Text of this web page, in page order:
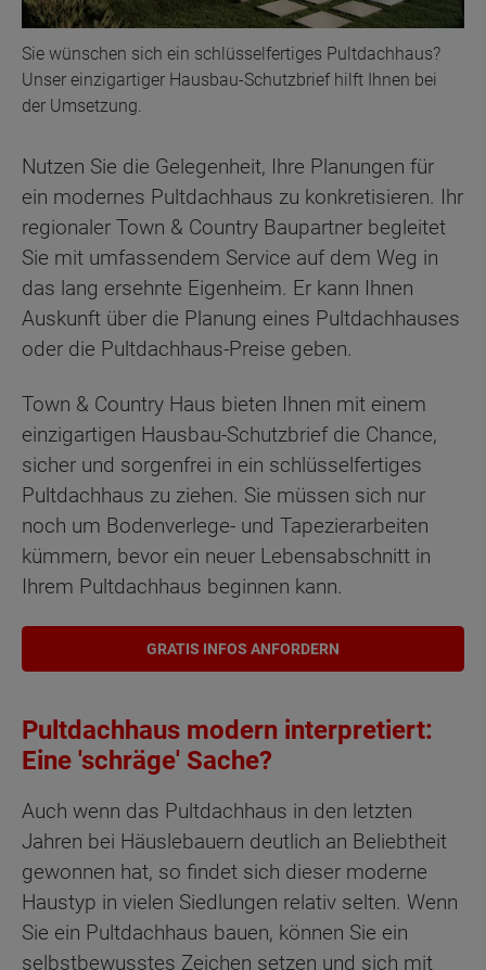
Sie wünschen sich ein schlüsselfertiges Pultdachhaus?
Unser einzigartiger Hausbau-Schutzbrief hilft Ihnen bei
der Umsetzung.
Nutzen Sie die Gelegenheit, Ihre Planungen für
ein modernes Pultdachhaus zu konkretisieren. Ihr
regionaler Town & Country Baupartner begleitet
Sie mit umfassendem Service auf dem Weg in
das lang ersehnte Eigenheim. Er kann Ihnen
Auskunft über die Planung eines Pultdachhauses
oder die Pultdachhaus-Preise geben.
Town & Country Haus bieten Ihnen mit einem
einzigartigen Hausbau-Schutzbrief die Chance,
sicher und sorgenfrei in ein schlüsselfertiges
Pultdachhaus zu ziehen. Sie müssen sich nur
noch um Bodenverlege- und Tapezierarbeiten
kümmern, bevor ein neuer Lebensabschnitt in
Ihrem Pultdachhaus beginnen kann.
GRATIS INFOS ANFORDERN
Pultdachhaus modern interpretiert:
Eine 'schräge' Sache?
Auch wenn das Pultdachhaus in den letzten
Jahren bei Häuslebauern deutlich an Beliebtheit
gewonnen hat, so findet sich dieser moderne
Haustyp in vielen Siedlungen relativ selten. Wenn
Sie ein Pultdachhaus bauen, können Sie ein
selbstbewusstes Zeichen setzen und sich mit